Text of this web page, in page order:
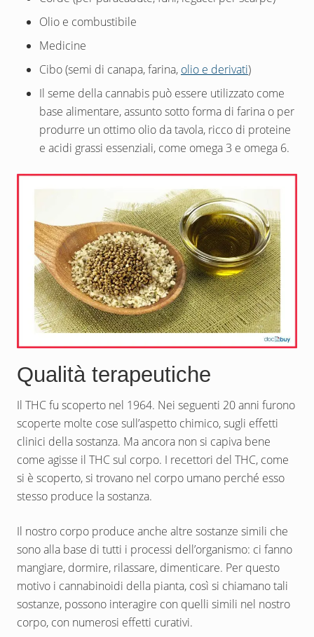
Olio e combustibile
Medicine
Cibo (semi di canapa, farina, olio e derivati)
Il seme della cannabis può essere utilizzato come
base alimentare, assunto sotto forma di farina o per
produrre un ottimo olio da tavola, ricco di proteine
e acidi grassi essenziali, come omega 3 e omega 6.
Qualità terapeutiche
Il THC fu scoperto nel 1964. Nei seguenti 20 anni furono
scoperte molte cose sull’aspetto chimico, sugli effetti
clinici della sostanza. Ma ancora non si capiva bene
come agisse il THC sul corpo. I recettori del THC, come
si è scoperto, si trovano nel corpo umano perché esso
stesso produce la sostanza.
Il nostro corpo produce anche altre sostanze simili che
sono alla base di tutti i processi dell’organismo: ci fanno
mangiare, dormire, rilassare, dimenticare. Per questo
motivo i cannabinoidi della pianta, così si chiamano tali
sostanze, possono interagire con quelli simili nel nostro
corpo, con numerosi effetti curativi.